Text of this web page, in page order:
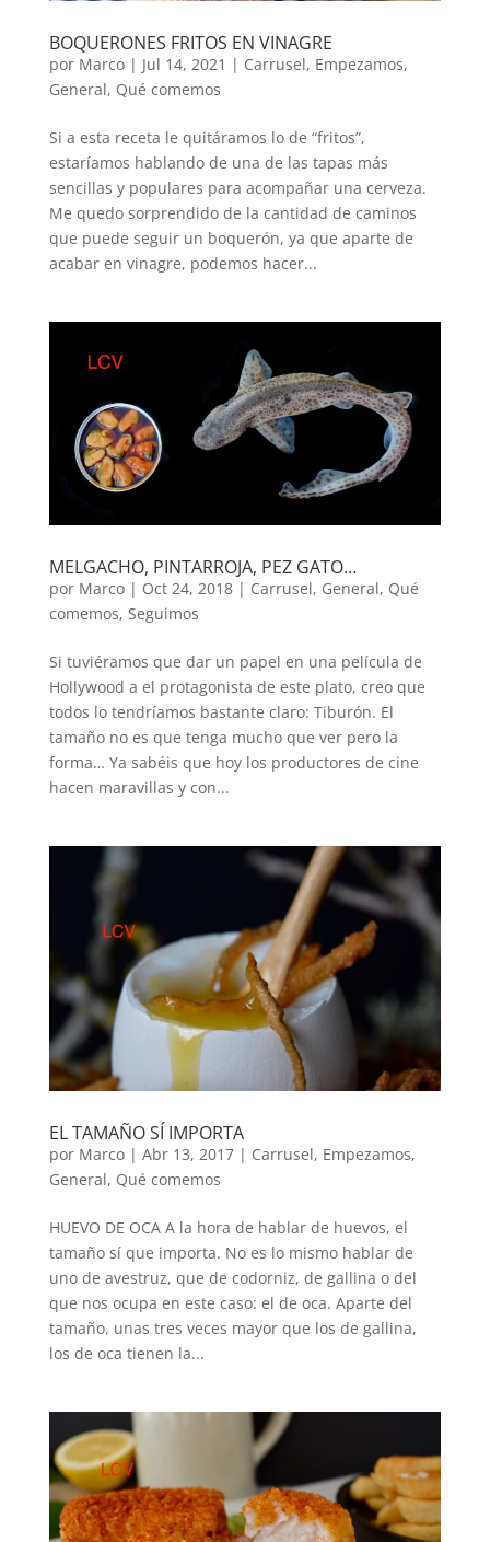
BOQUERONES FRITOS EN VINAGRE
por Marco| Jul 14, 2021 | Carrusel, Empezamos,
General, Qué comemos
Si a esta receta le quitáramos lo de “fritos”,
estaríamos hablando de una de las tapas más
sencillas y populares para acompañar una cerveza.
Me quedo sorprendido de la cantidad de caminos
que puede seguir un boquerón, ya que aparte de
acabar en vinagre, podemos hacer...
MELGACHO, PINTARROJA, PEZ GATO…
por Marco| Oct 24, 2018| Carrusel, General, Qué
comemos, Seguimos
Si tuviéramos que dar un papel en una película de
Hollywood a el protagonista de este plato, creo que
todos lo tendríamos bastante claro: Tiburón. El
tamaño no es que tenga mucho que ver pero la
forma… Ya sabéis que hoy los productores de cine
hacen maravillas y con...
EL TAMAÑO SÍ IMPORTA
por Marco| Abr 13, 2017| Carrusel, Empezamos,
General, Qué comemos
HUEVO DE OCA A la hora de hablar de huevos, el
tamaño sí que importa. No es lo mismo hablar de
uno de avestruz, que de codorniz, de gallina o del
que nos ocupa en este caso: el de oca. Aparte del
tamaño, unas tres veces mayor que los de gallina,
los de oca tienen la...